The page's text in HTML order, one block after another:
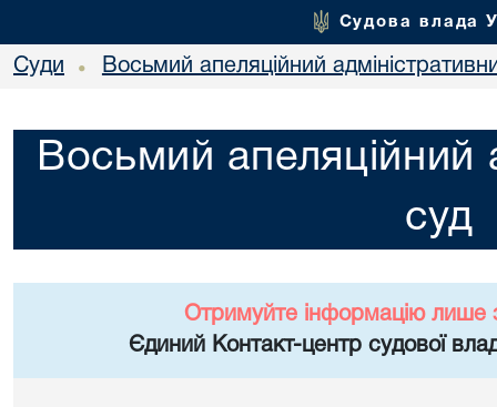
Судова влада
Суди • Восьмий апеляційний
Восьмий апеляційний
суд
Отримуйте інформацію лише
Єдиний Контакт-центр судової